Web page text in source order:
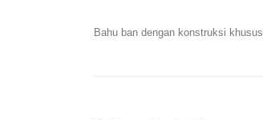
Bahu ban dengan konstruksi khusus